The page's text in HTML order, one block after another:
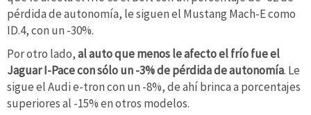
pérdida de autonomía, le siguen el Mustang Mach-E como
ID.4, con un -30%.
Por otro lado,al auto que menos le afecto el frío fue el
Jaguar I-Pace con sólo un -3% de pérdida de autonomía. Le
sigue el Audi e-tron con un -8%, de ahí brinca a porcentajes
superiores al -15% en otros modelos.